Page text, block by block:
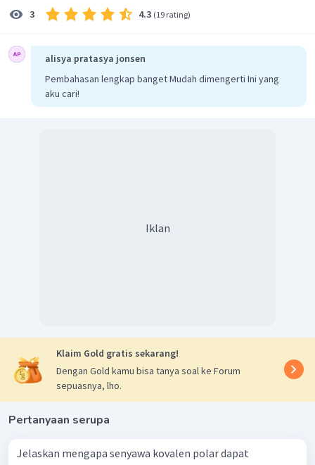
3 4.3 (19 rating)
alisya pratasya jonsen
Pembahasan lengkap banget Mudah dimengerti Ini yang
aku cari!
Iklan
Klaim Gold gratis sekarang!
Dengan Gold kamu bisa tanya soal ke Forum
sepuasnya, lho.
Pertanyaan serupa
Jelaskan mengapa senyawa kovalen polar dapat